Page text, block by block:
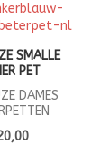
SMALLE
PET
DAMES